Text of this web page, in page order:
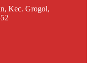
Kec. Grogol,